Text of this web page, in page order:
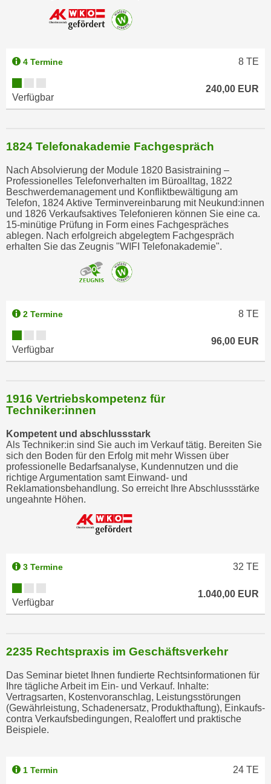
4 Termine 8 TE
Verfügbar
240,00 EUR
1824 Telefonakademie Fachgespräch
Nach Absolvierung der Module 1820 Basistraining –
Professionelles Telefonverhalten im Büroalltag, 1822
Beschwerdemanagement und Konfliktbewältigung am
Telefon, 1824 Aktive Terminvereinbarung mit Neukund:innen
und 1826 Verkaufsaktives Telefonieren können Sie eine ca.
15-minütige Prüfung in Form eines Fachgespräches
ablegen. Nach erfolgreich abgelegtem Fachgespräch
erhalten Sie das Zeugnis "WIFI Telefonakademie".
2 Termine 8 TE
Verfügbar
96,00 EUR
1916 Vertriebskompetenz für
Techniker:innen
Kompetent und abschlussstark
Als Techniker:in sind Sie auch im Verkauf tätig. Bereiten Sie
sich den Boden für den Erfolg mit mehr Wissen über
professionelle Bedarfsanalyse, Kundennutzen und die
richtige Argumentation samt Einwand- und
Reklamationsbehandlung. So erreicht Ihre Abschlussstärke
ungeahnte Höhen.
3 Termine 32 TE
Verfügbar
1.040,00 EUR
2235 Rechtspraxis im Geschäftsverkehr
Das Seminar bietet Ihnen fundierte Rechtsinformationen für
Ihre tägliche Arbeit im Ein- und Verkauf. Inhalte:
Vertragsarten, Kostenvoranschlag, Leistungsstörungen
(Gewährleistung, Schadenersatz, Produkthaftung), Einkaufs-
contra Verkaufsbedingungen, Realoffert und praktische
Beispiele.
1 Termin 24 TE